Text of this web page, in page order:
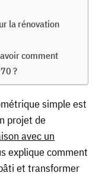
la rénovation
comment
?
simple est
projet de
avec un
explique comment
et transformer